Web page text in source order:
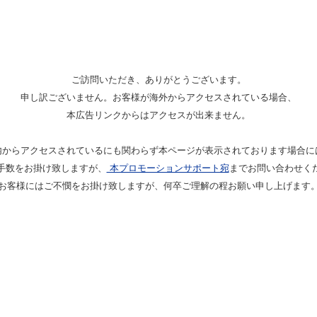
ご訪問いただき、ありがとうございます。
申し訳ございません。お客様が海外からアクセスされている場合、
本広告リンクからはアクセスが出来ません。
からアクセスされているにも関わらず本ページが表示されております場合に
数をお掛け致しますが、
本プロモーションサポート宛までお問い合わせく
客様にはご不憫をお掛け致しますが、何卒ご理解の程お願い申し上げます。